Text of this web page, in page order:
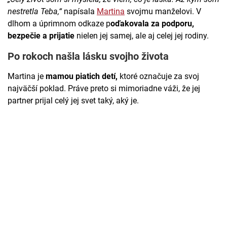
nestretla Teba,“ napísala Martina svojmu manželovi. V
dlhom a úprimnom odkaze poďakovala za podporu,
bezpečie a prijatie nielen jej samej, ale aj celej jej rodiny.
Po rokoch našla lásku svojho života
Martina je mamou piatich detí, ktoré označuje za svoj
najväčší poklad. Práve preto si mimoriadne váži, že jej
partner prijal celý jej svet taký, aký je.